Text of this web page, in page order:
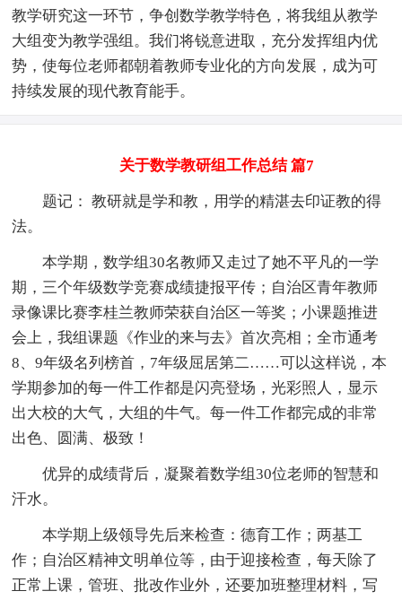
教学研究这一环节，争创数学教学特色，将我组从教学
大组变为教学强组。我们将锐意进取，充分发挥组内优
势，使每位老师都朝着教师专业化的方向发展，成为可
持续发展的现代教育能手。
关于数学教研组工作总结 篇7
题记： 教研就是学和教，用学的精湛去印证教的得
法。
本学期，数学组30名教师又走过了她不平凡的一学
期，三个年级数学竞赛成绩捷报平传；自治区青年教师
录像课比赛李桂兰教师荣获自治区一等奖；小课题推进
会上，我组课题《作业的来与去》首次亮相；全市通考
8、9年级名列榜首，7年级屈居第二……可以这样说，本
学期参加的每一件工作都是闪亮登场，光彩照人，显示
出大校的大气，大组的牛气。每一件工作都完成的非常
出色、圆满、极致！
优异的成绩背后，凝聚着数学组30位老师的智慧和
汗水。
本学期上级领导先后来检查：德育工作；两基工
作；自治区精神文明单位等，由于迎接检查，每天除了
正常上课，管班、批改作业外，还要加班整理材料，写